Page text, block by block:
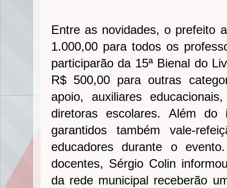
Entre as novidades, o prefeito
1.000,00 para todos os
participarão da 15ª Bienal do
R$ 500,00 para outras
apoio, auxiliares
diretoras escolares. Além do
garantidos também vale-
educadores durante o
docentes, Sérgio Colin
da rede municipal receberão